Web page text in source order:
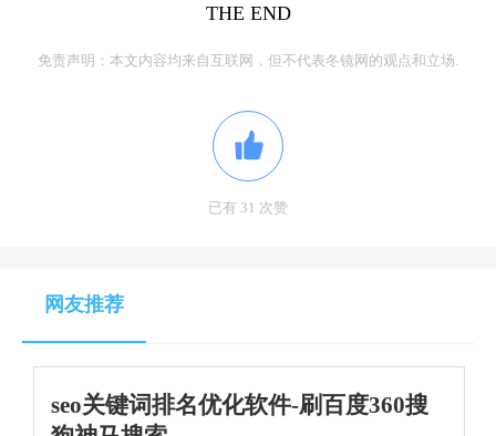
THE END
免责声明：本文内容均来自互联网，但不代表冬镜网的观点和立场.
已有 31 次赞
网友推荐
seo关键词排名优化软件-刷百度360搜